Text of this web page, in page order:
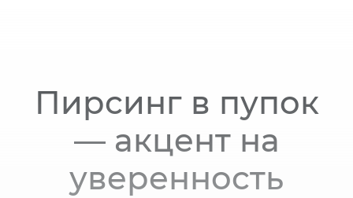
Пирсинг в пупок
— акцент на
уверенность